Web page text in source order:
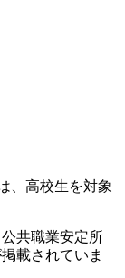
、高校生を対象
共職業安定所
載されていま